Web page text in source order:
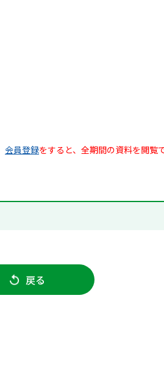
会員登録をすると、全期間の資料を閲覧
戻る